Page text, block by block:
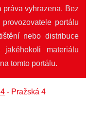
práva vyhrazena. Bez
portálu
nebo distribuce
jakéhokoli materiálu
tomto portálu.
- Pražská 4